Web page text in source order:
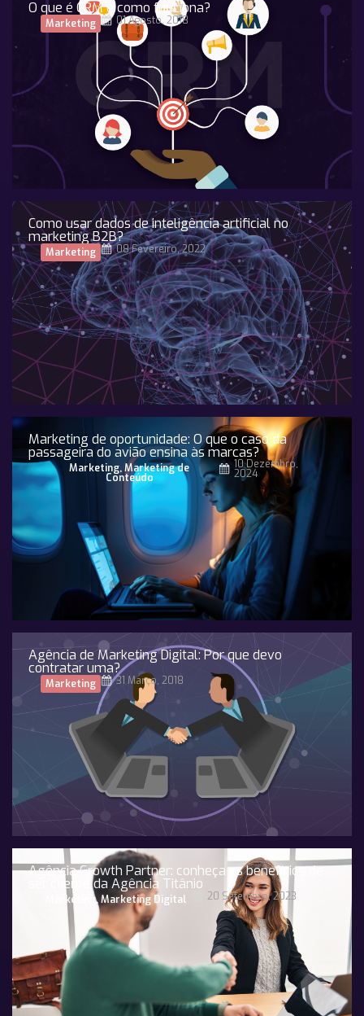
O que é CRM e como funciona?
Marketing 01 Agosto, 2018
Como usar dados de inteligência artificial no
marketing B2B?
Marketing 08 Fevereiro, 2022
Marketing de oportunidade: O que o caso da
passageira do avião ensina às marcas?
Marketing,Marketing de
Conteúdo
10 Dezembro,
2024
Agência de Marketing Digital: Por que devo
contratar uma?
Marketing 31 Março, 2018
Agência Growth Partner: conheça os benefícios de
ser cliente da Agência Titânio
Marketing,Marketing Digital 20 Setembro, 2023